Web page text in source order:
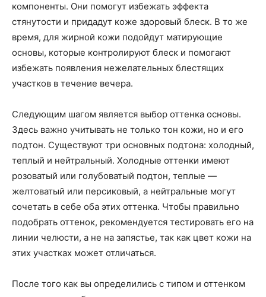
компоненты. Они помогут избежать эффекта
стянутости и придадут коже здоровый блеск. В то же
время, для жирной кожи подойдут матирующие
основы, которые контролируют блеск и помогают
избежать появления нежелательных блестящих
участков в течение вечера.
Следующим шагом является выбор оттенка основы.
Здесь важно учитывать не только тон кожи, но и его
подтон. Существуют три основных подтона: холодный,
теплый и нейтральный. Холодные оттенки имеют
розоватый или голубоватый подтон, теплые —
желтоватый или персиковый, а нейтральные могут
сочетать в себе оба этих оттенка. Чтобы правильно
подобрать оттенок, рекомендуется тестировать его на
линии челюсти, а не на запястье, так как цвет кожи на
этих участках может отличаться.
После того как вы определились с типом и оттенком